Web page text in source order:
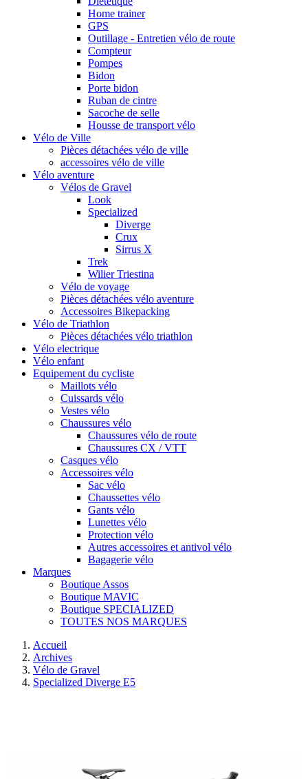
Home trainer
GPS
Outillage - Entretien vélo de route
Compteur
Pompes
Bidon
Porte bidon
Ruban de cintre
Sacoche de selle
Housse de transport vélo
Vélo de Ville
Pièces détachées vélo de ville
accessoires vélo de ville
Vélo aventure
Vélos de Gravel
Look
Specialized
Diverge
Crux
Sirrus X
Trek
Wilier Triestina
Vélo de voyage
Pièces détachées vélo aventure
Accessoires Bikepacking
Vélo de Triathlon
Pièces détachées vélo triathlon
Vélo electrique
Vélo enfant
Equipement du cycliste
Maillots vélo
Cuissards vélo
Vestes vélo
Chaussures vélo
Chaussures vélo de route
Chaussures CX / VTT
Casques vélo
Accessoires vélo
Sac vélo
Chaussettes vélo
Gants vélo
Lunettes vélo
Protection vélo
Autres accessoires et antivol vélo
Bagagerie vélo
Marques
Boutique Assos
Boutique MAVIC
Boutique SPECIALIZED
TOUTES NOS MARQUES
Accueil
Archives
Vélo de Gravel
Specialized Diverge E5